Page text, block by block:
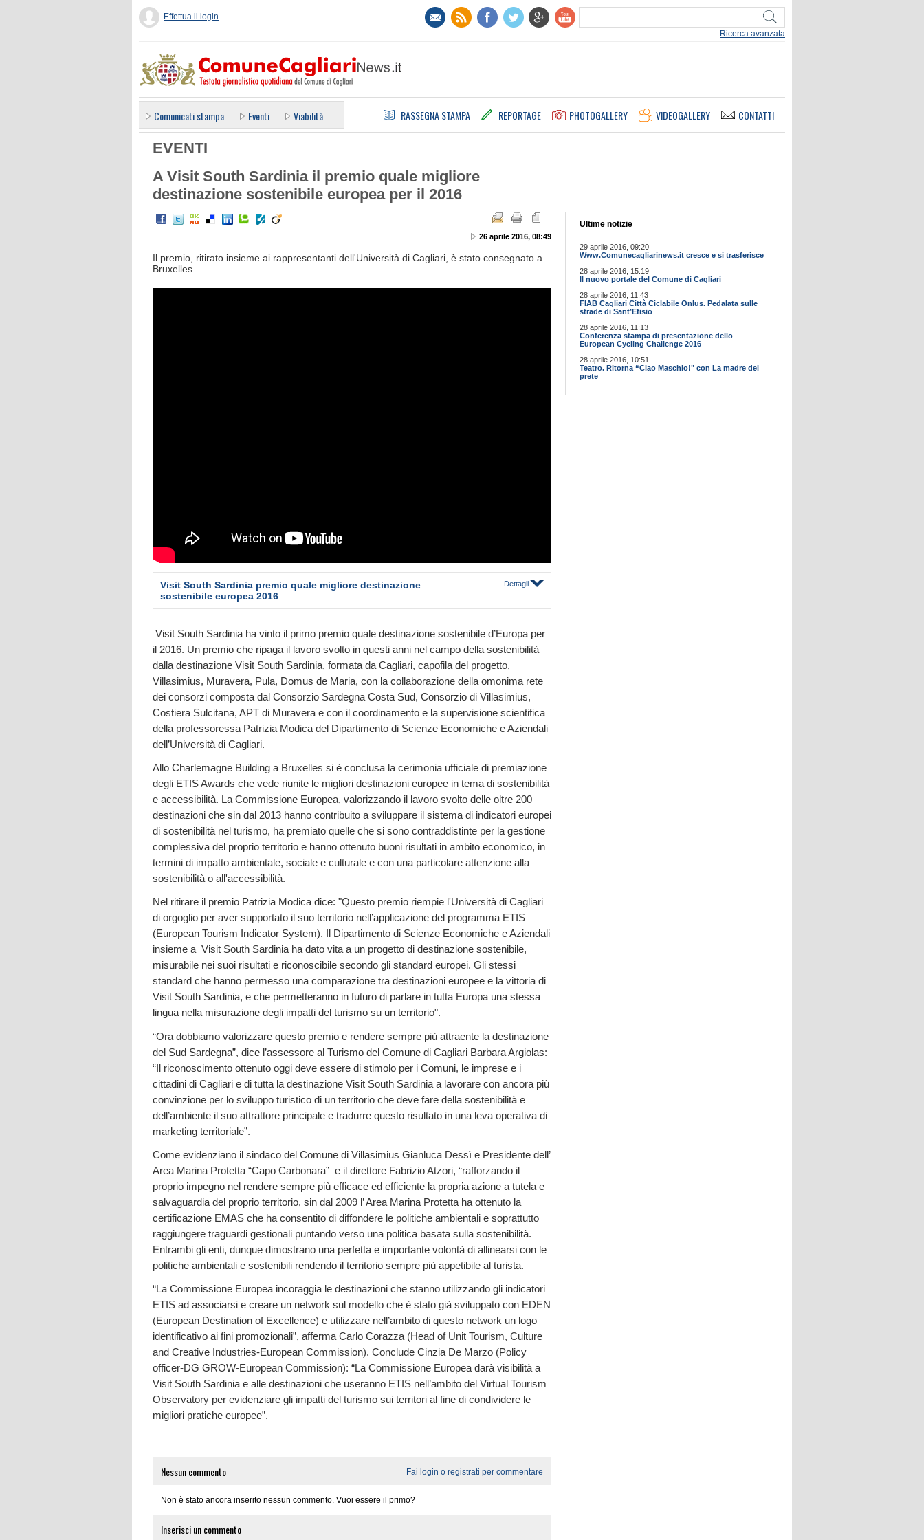
Ricerca avanzata
Effettua il login
Comunicati stampa Eventi Viabilità RASSEGNA STAMPA REPORTAGE PHOTOGALLERY VIDEOGALLERY CONTATTI
EVENTI
A Visit South Sardinia il premio quale migliore
destinazione sostenibile europea per il 2016
26 aprile 2016, 08:49
Il premio, ritirato insieme ai rappresentanti dell'Università di Cagliari, è stato consegnato a
Bruxelles
Visit South Sardinia premio quale migliore destinazione
sostenibile europea 2016
Dettagli
Visit South Sardinia ha vinto il primo premio quale destinazione sostenibile d’Europa per
il 2016. Un premio che ripaga il lavoro svolto in questi anni nel campo della sostenibilità
dalla destinazione Visit South Sardinia, formata da Cagliari, capofila del progetto,
Villasimius, Muravera, Pula, Domus de Maria, con la collaborazione della omonima rete
dei consorzi composta dal Consorzio Sardegna Costa Sud, Consorzio di Villasimius,
Costiera Sulcitana, APT di Muravera e con il coordinamento e la supervisione scientifica
della professoressa Patrizia Modica del Dipartimento di Scienze Economiche e Aziendali
dell’Università di Cagliari.
Allo Charlemagne Building a Bruxelles si è conclusa la cerimonia ufficiale di premiazione
degli ETIS Awards che vede riunite le migliori destinazioni europee in tema di sostenibilità
e accessibilità. La Commissione Europea, valorizzando il lavoro svolto delle oltre 200
destinazioni che sin dal 2013 hanno contribuito a sviluppare il sistema di indicatori europei
di sostenibilità nel turismo, ha premiato quelle che si sono contraddistinte per la gestione
complessiva del proprio territorio e hanno ottenuto buoni risultati in ambito economico, in
termini di impatto ambientale, sociale e culturale e con una particolare attenzione alla
sostenibilità o all'accessibilità.
Nel ritirare il premio Patrizia Modica dice: "Questo premio riempie l'Università di Cagliari
di orgoglio per aver supportato il suo territorio nell’applicazione del programma ETIS
(European Tourism Indicator System). Il Dipartimento di Scienze Economiche e Aziendali
insieme a Visit South Sardinia ha dato vita a un progetto di destinazione sostenibile,
misurabile nei suoi risultati e riconoscibile secondo gli standard europei. Gli stessi
standard che hanno permesso una comparazione tra destinazioni europee e la vittoria di
Visit South Sardinia, e che permetteranno in futuro di parlare in tutta Europa una stessa
lingua nella misurazione degli impatti del turismo su un territorio".
“Ora dobbiamo valorizzare questo premio e rendere sempre più attraente la destinazione
del Sud Sardegna”, dice l’assessore al Turismo del Comune di Cagliari Barbara Argiolas:
“Il riconoscimento ottenuto oggi deve essere di stimolo per i Comuni, le imprese e i
cittadini di Cagliari e di tutta la destinazione Visit South Sardinia a lavorare con ancora più
convinzione per lo sviluppo turistico di un territorio che deve fare della sostenibilità e
dell’ambiente il suo attrattore principale e tradurre questo risultato in una leva operativa di
marketing territoriale”.
Come evidenziano il sindaco del Comune di Villasimius Gianluca Dessì e Presidente dell’
Area Marina Protetta “Capo Carbonara” e il direttore Fabrizio Atzori, “rafforzando il
proprio impegno nel rendere sempre più efficace ed efficiente la propria azione a tutela e
salvaguardia del proprio territorio, sin dal 2009 l’ Area Marina Protetta ha ottenuto la
certificazione EMAS che ha consentito di diffondere le politiche ambientali e soprattutto
raggiungere traguardi gestionali puntando verso una politica basata sulla sostenibilità.
Entrambi gli enti, dunque dimostrano una perfetta e importante volontà di allinearsi con le
politiche ambientali e sostenibili rendendo il territorio sempre più appetibile al turista.
“La Commissione Europea incoraggia le destinazioni che stanno utilizzando gli indicatori
ETIS ad associarsi e creare un network sul modello che è stato già sviluppato con EDEN
(European Destination of Excellence) e utilizzare nell’ambito di questo network un logo
identificativo ai fini promozionali”, afferma Carlo Corazza (Head of Unit Tourism, Culture
and Creative Industries-European Commission). Conclude Cinzia De Marzo (Policy
officer-DG GROW-European Commission): “La Commissione Europea darà visibilità a
Visit South Sardinia e alle destinazioni che useranno ETIS nell’ambito del Virtual Tourism
Observatory per evidenziare gli impatti del turismo sui territori al fine di condividere le
migliori pratiche europee”.
Nessun commento Fai login o registrati per commentare
Non è stato ancora inserito nessun commento. Vuoi essere il primo?
Inserisci un commento
Ultime notizie
29 aprile 2016, 09:20
Www.Comunecagliarinews.it cresce e si trasferisce
28 aprile 2016, 15:19
Il nuovo portale del Comune di Cagliari
28 aprile 2016, 11:43
FIAB Cagliari Città Ciclabile Onlus. Pedalata sulle
strade di Sant’Efisio
28 aprile 2016, 11:13
Conferenza stampa di presentazione dello
European Cycling Challenge 2016
28 aprile 2016, 10:51
Teatro. Ritorna “Ciao Maschio!" con La madre del
prete